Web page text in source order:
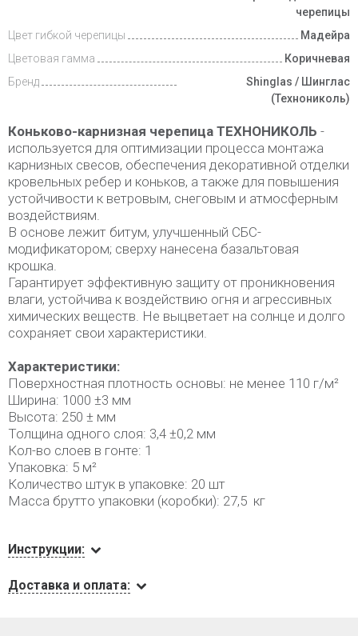
черепицы
Цвет гибкой черепицы
Мадейра
Цветовая гамма
Коричневая
Бренд
Shinglas / Шинглас
(Технониколь)
Коньково-карнизная черепица ТЕХНОНИКОЛЬ -
используется для оптимизации процесса монтажа
карнизных свесов, обеспечения декоративной отделки
кровельных ребер и коньков, а также для повышения
устойчивости к ветровым, снеговым и атмосферным
воздействиям.
В основе лежит битум, улучшенный СБС-
модификатором; сверху нанесена базальтовая
крошка.
Гарантирует эффективную защиту от проникновения
влаги, устойчива к воздействию огня и агрессивных
химических веществ. Не выцветает на солнце и долго
сохраняет свои характеристики.
Характеристики:
Поверхностная плотность основы: не менее 110 г/м²
Ширина: 1000 ±3 мм
Высота: 250 ± мм
Толщина одного слоя: 3,4 ±0,2 мм
Кол-во слоев в гонте: 1
Упаковка: 5 м²
Количество штук в упаковке: 20 шт
Масса брутто упаковки (коробки): 27,5 кг
Инструкции:
Доставка и оплата: